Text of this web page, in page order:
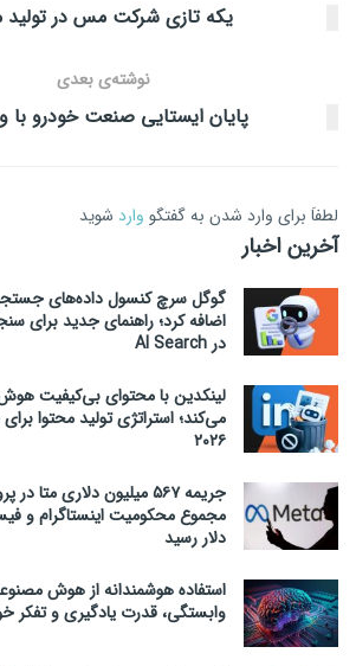
یکه تازی شرکت مس در تولید
نوشته‌ی بعدی
پایان ایستایی صنعت خودرو با
لطفاَ برای وارد شدن به گفتگو وارد شوید
آخرین اخبار
گوگل سرچ کنسول داده‌های
اضافه کرد؛ راهنمای جدید
در AI Search
لینکدین با محتوای بی‌کیفیت
می‌کند؛ استراتژی تولید محتوا
۲۰۲۶
جریمه ۵۶۷ میلیون دلاری
دلار رسید
استفاده هوشمندانه از هوش
وابستگی، قدرت یادگیری و تفکر